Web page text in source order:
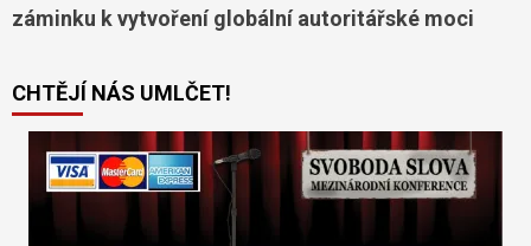
záminku k vytvoření globální autoritářské moci
CHTĚJÍ NÁS UMLČET!